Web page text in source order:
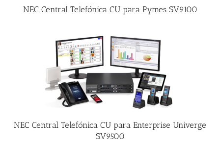
NEC Central Telefónica CU para Pymes SV9100
NEC Central Telefónica CU para Enterprise Univerge
SV9500